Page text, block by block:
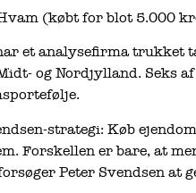
(købt for blot 5.000
et analysefirma trukket
og Nordjylland. Seks
strategi: Køb
Forskellen er bare, at
Peter Svendsen at